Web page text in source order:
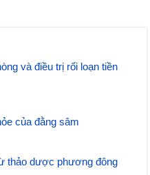
và điều trị rối loạn tiền
của đằng sâm
thảo dược phương đông